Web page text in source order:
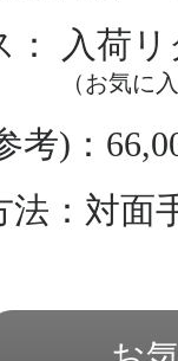
： 入荷
（お気に
考)：
法：対面